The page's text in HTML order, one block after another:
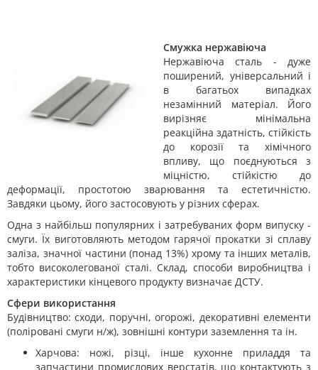
Смужка нержавіюча
Нержавіюча сталь - дуже
поширений, універсальний і
в багатьох випадках
незамінний матеріал. Його
вирізняє мінімальна
реакційна здатність, стійкість
до корозії та хімічного
впливу, що поєднуються з
міцністю, стійкістю до
деформації, простотою зварювання та естетичністю.
Завдяки цьому, його застосовують у різних сферах.
Одна з найбільш популярних і затребуваних форм випуску -
смуги. Їх виготовляють методом гарячої прокатки зі сплаву
заліза, значної частини (понад 13%) хрому та інших металів,
тобто високолегованої сталі. Склад, способи виробництва і
характеристики кінцевого продукту визначає ДСТУ.
Сфери використання
Будівництво: сходи, поручні, огорожі, декоративні елементи
(поліровані смуги н/ж), зовнішні контури заземлення та ін.
Харчова: ножі, різці, інше кухонне приладдя та
запчастини промислових верстатів, що контактують з